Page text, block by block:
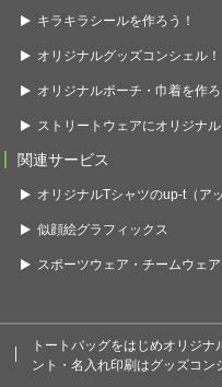
キラキラシールを作ろう！
オリジナルグッズコンシェル！
オリジナルポーチ・巾着を作ろ
ストリートウェアにオリジナル
関連サービス
オリジナルTシャツのup-t（ア
似顔絵グラフィックス
スポーツウェア・チームウェ
トートバッグをはじめオリジ
ント・名入れ印刷はグッズコン